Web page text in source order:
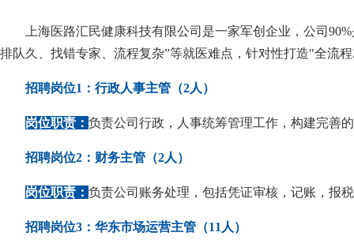
上海医路汇民健康科技有限公司是一家军创企业，公司
排队久、找错专家、流程复杂”等就医难点，针对性打造"全流
招聘岗位1：行政人事主管（2人）
岗位职责： 负责公司行政，人事统筹管理工作，构建完善
招聘岗位2：财务主管（2人）
岗位职责： 负责公司账务处理，包括凭证审核，记账，报
招聘岗位3：华东市场运营主管（11人）